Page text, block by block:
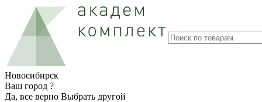
Новосибирск
Ваш город ?
Да, все верно Выбрать другой